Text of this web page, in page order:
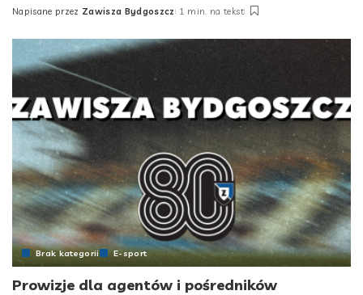
Posted
Napisane przez Zawisza Bydgoszcz 1 min. na tekst
Brak kategorii E-sport
Prowizje dla agentów i pośredników